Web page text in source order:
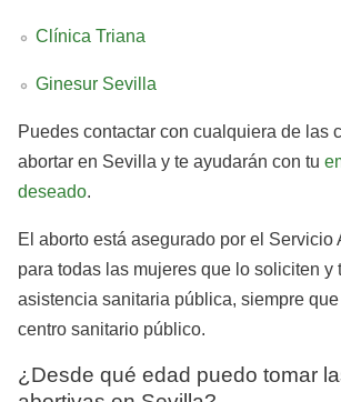
Clínica Triana
Ginesur Sevilla
Puedes contactar con cualquiera de las
abortar en Sevilla y te ayudarán con tu
deseado.
El aborto está asegurado por el Servicio
para todas las mujeres que lo soliciten y
asistencia sanitaria pública, siempre
centro sanitario público.
¿Desde qué edad puedo tomar